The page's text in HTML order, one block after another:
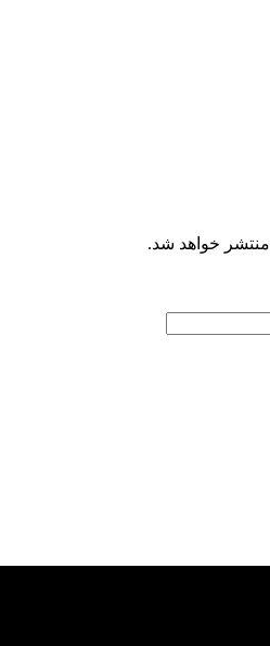
خواهد شد.